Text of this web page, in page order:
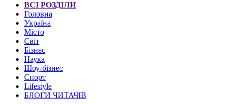
ВСІ РОЗДІЛИ
Головна
Україна
Місто
Світ
Бізнес
Наука
Шоу-бізнес
Спорт
Lifestyle
БЛОГИ ЧИТАЧІВ